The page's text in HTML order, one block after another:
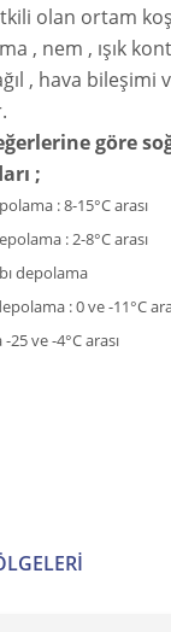
olan ortam
, nem , ışık
, hava bileşimi
göre
;
: 8-15°C arası
: 2-8°C arası
depolama
: 0 ve -11°C
25 ve -4°C arası